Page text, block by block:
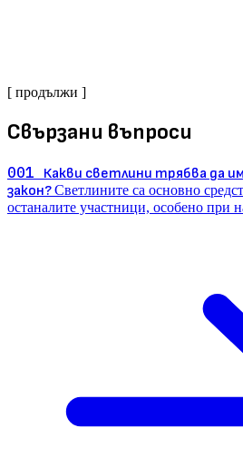
[ продължи ]
Свързани въпроси
001 Какви светлини трябва да
закон?Светлините са основно
останалите участници, особено при